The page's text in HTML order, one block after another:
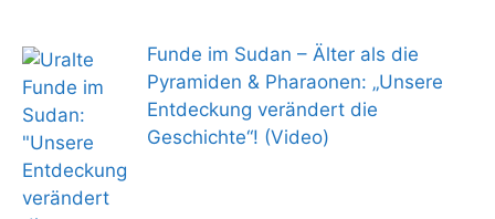
Funde im Sudan – Älter als die
Pyramiden & Pharaonen: „Unsere
Entdeckung verändert die
Geschichte“! (Video)